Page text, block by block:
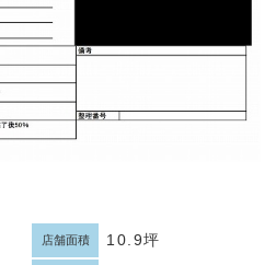
店舗面積 10.9坪